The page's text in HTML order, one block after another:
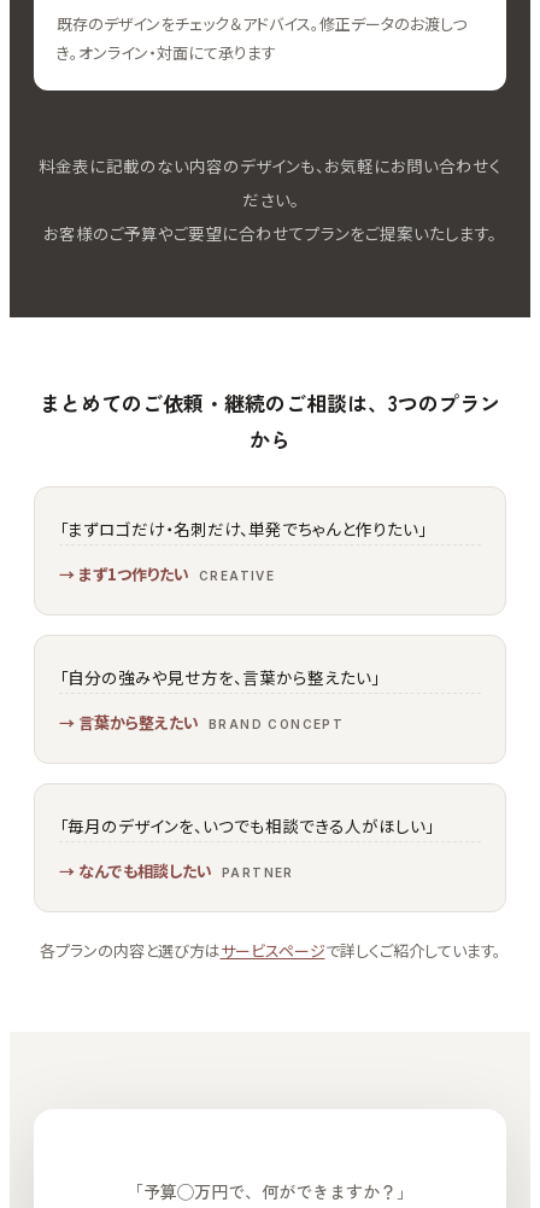
既存のデザインをチェック＆アドバイス。修正データのお渡しつ
き。オンライン・対面にて承ります
料金表に記載のない内容のデザインも、お気軽にお問い合わせく
ださい。
お客様のご予算やご要望に合わせてプランをご提案いたします。
まとめてのご依頼・継続のご相談は、3つのプラン
から
「まずロゴだけ・名刺だけ、単発でちゃんと作りたい」
まず1つ作りたい CREATIVE
「自分の強みや見せ方を、言葉から整えたい」
言葉から整えたい BRAND CONCEPT
「毎月のデザインを、いつでも相談できる人がほしい」
なんでも相談したい PARTNER
各プランの内容と選び方はサービスページで詳しくご紹介しています。
「予算◯万円で、何ができますか？」